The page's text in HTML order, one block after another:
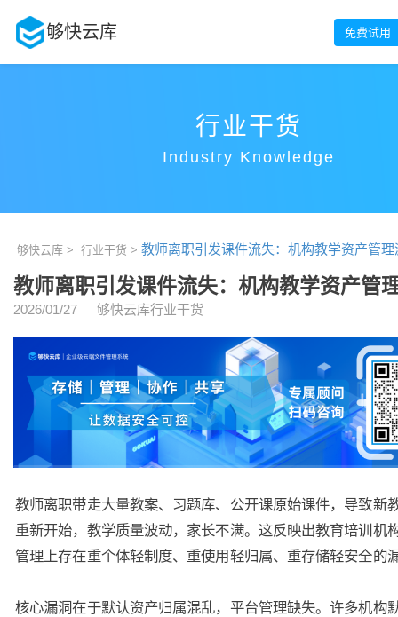
够快云库 免费试用
行业干货
Industry Knowledge
够快云库 > 行业干货 > 教师离职引发课件流失：机构教学资产管理
教师离职引发课件流失：机构教学资产管
2026/01/27 够快云库行业干货
教师离职带走大量教案、习题库、公开课原始课件，导致新
重新开始，教学质量波动，家长不满。这反映出教育培训机
管理上存在重个体轻制度、重使用轻归属、重存储轻安全的
核心漏洞在于默认资产归属混乱，平台管理缺失。许多机构